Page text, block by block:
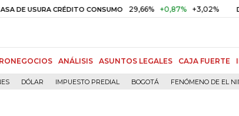
CRÉDITO CONSUMO 29,66% +0,87% +3,02% DTF
ANÁLISIS ASUNTOS LEGALES CAJA FUERTE
DÓLAR IMPUESTO PREDIAL BOGOTÁ FENÓMENO DE EL